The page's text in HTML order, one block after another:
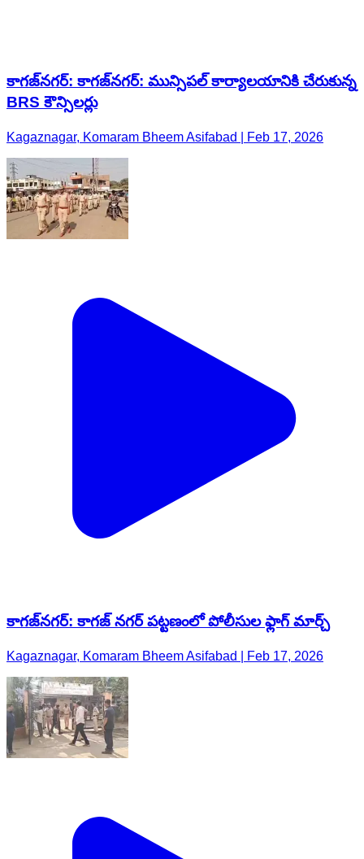
కాగజ్​నగర్: కాగజ్‌నగర్: మున్సిపల్ కార్యాలయానికి చేరుకున్న
BRS కౌన్సిలర్లు
Kagaznagar, Komaram Bheem Asifabad | Feb 17, 2026
కాగజ్​నగర్: కాగజ్ నగర్ పట్టణంలో పోలీసుల ఫ్లాగ్ మార్చ్
Kagaznagar, Komaram Bheem Asifabad | Feb 17, 2026